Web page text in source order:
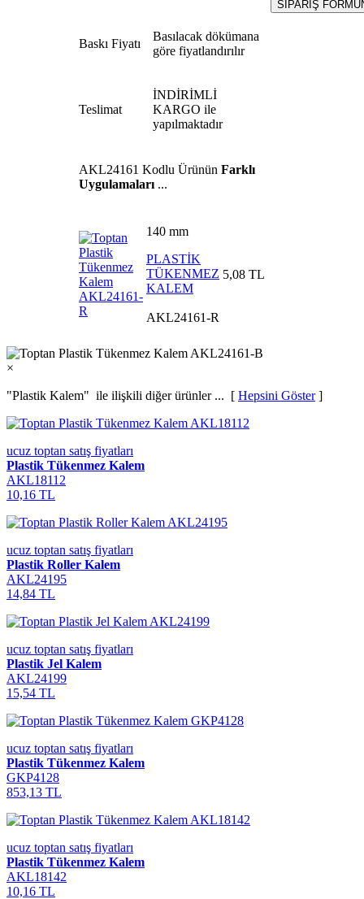
Baskı Fiyatı
Basılacak dökümana
göre fiyatlandırılır
Teslimat
İNDİRİMLİ
KARGO ile
yapılmaktadır
AKL24161 Kodlu Ürünün Farklı
Uygulamaları ...
140 mm
PLASTİK
TÜKENMEZ
KALEM
AKL24161-R
5,08 TL
×
"Plastik Kalem" ile ilişkili diğer ürünler ... [ Hepsini Göster]
ucuz toptan satış fiyatları
Plastik Tükenmez Kalem
AKL18112
10,16 TL
ucuz toptan satış fiyatları
Plastik Roller Kalem
AKL24195
14,84 TL
ucuz toptan satış fiyatları
Plastik Jel Kalem
AKL24199
15,54 TL
ucuz toptan satış fiyatları
Plastik Tükenmez Kalem
GKP4128
853,13 TL
ucuz toptan satış fiyatları
Plastik Tükenmez Kalem
AKL18142
10,16 TL